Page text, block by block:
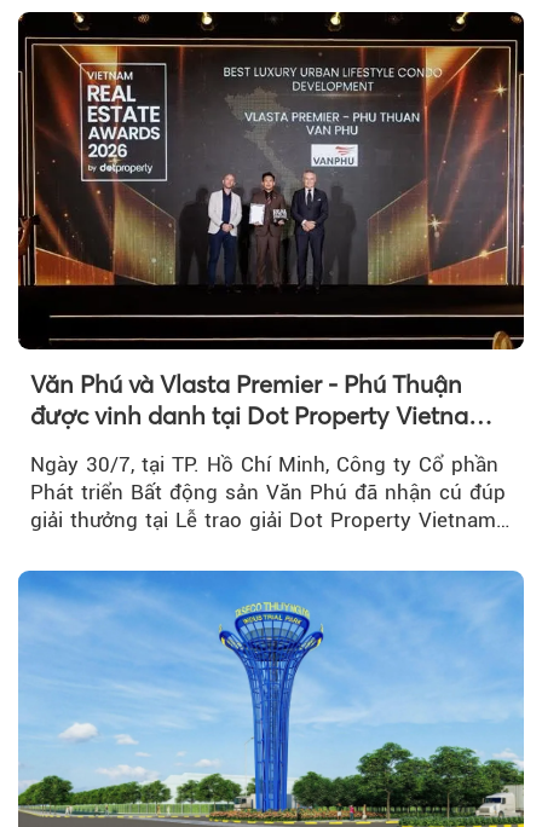
Văn Phú và Vlasta Premier - Phú Thuận
được vinh danh tại Dot Property Vietnam
Ngày 30/7, tại TP. Hồ Chí Minh, Công ty Cổ phần
Phát triển Bất động sản Văn Phú đã nhận cú đúp
giải thưởng tại Lễ trao giải Dot Property Vietnam